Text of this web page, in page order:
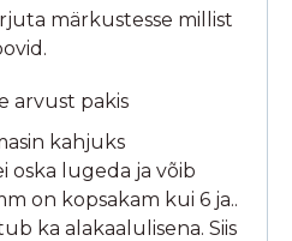
märkustesse millist
arvust pakis
kahjuks
oska lugeda ja võib
on kopsakam kui 6 ja..
ka alakaalulisena. Siis